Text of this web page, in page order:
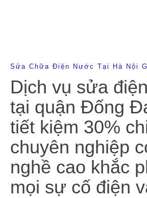
Sửa Chữa Điện Nước Tại Hà Nội
Dịch vụ sửa
tại quận Đống
tiết kiệm 30%
chuyên nghiệp
nghề cao khắc
mọi sự cố điện